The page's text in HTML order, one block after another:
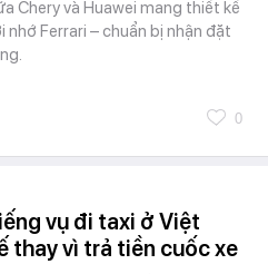
Chery và Huawei mang thiết kế
nhớ Ferrari – chuẩn bị nhận đặt
0
vụ đi taxi ở Việt
thay vì trả tiền cuốc xe